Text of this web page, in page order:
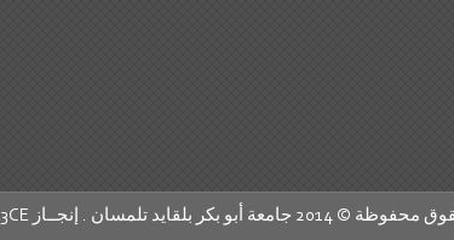
جامعة أبو بكر بلقايد تلمسان . إنجــاز 3CE